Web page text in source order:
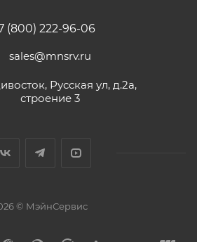
(800) 222-96-06
sales@mnsrv.ru
Русская ул, д.2а,
строение 3
© МэйнСервис